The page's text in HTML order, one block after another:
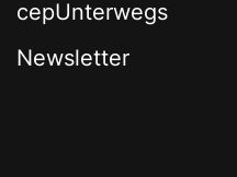
cepUnterwegs
Newsletter